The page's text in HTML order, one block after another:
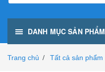
DANH MỤC SẢN PHẨM
Trang chủ / Tất cả sản phẩm